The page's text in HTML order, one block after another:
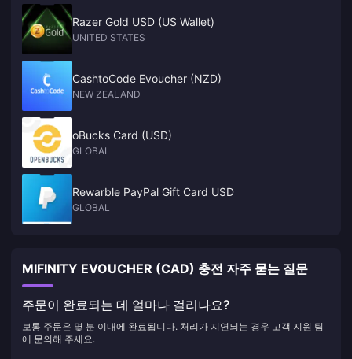
Razer Gold USD (US Wallet)
UNITED STATES
CashtoCode Evoucher (NZD)
NEW ZEALAND
oBucks Card (USD)
GLOBAL
Rewarble PayPal Gift Card USD
GLOBAL
MIFINITY EVOUCHER (CAD) 충전 자주 묻는 질문
주문이 완료되는 데 얼마나 걸리나요?
보통 주문은 몇 분 이내에 완료됩니다. 처리가 지연되는 경우 고객 지원 팀
에 문의해 주세요.